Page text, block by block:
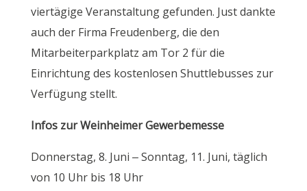
viertägige Veranstaltung gefunden. Just dankte
auch der Firma Freudenberg, die den
Mitarbeiterparkplatz am Tor 2 für die
Einrichtung des kostenlosen Shuttlebusses zur
Verfügung stellt.
Infos zur Weinheimer Gewerbemesse
Donnerstag, 8. Juni – Sonntag, 11. Juni, täglich
von 10 Uhr bis 18 Uhr